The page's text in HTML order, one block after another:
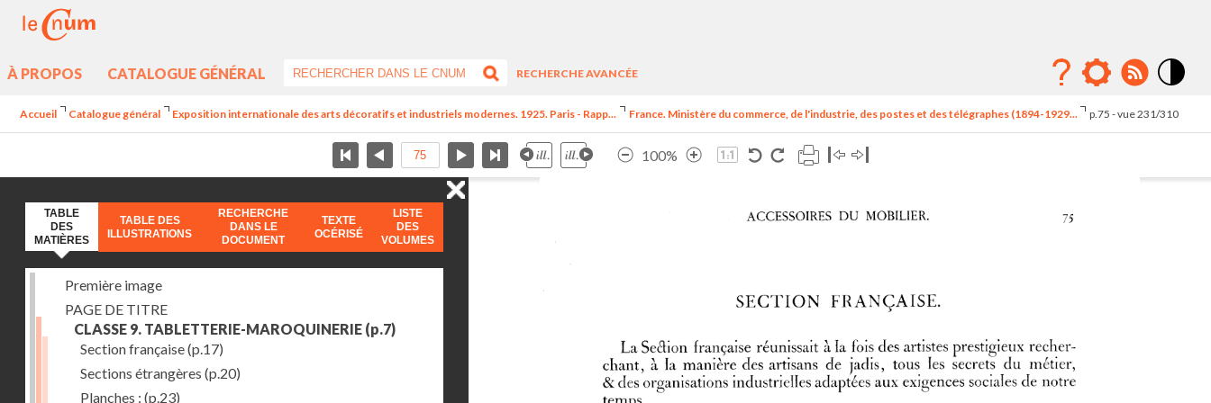
À PROPOS CATALOGUE GÉNÉRAL
RECHERCHE AVANCÉE
élévé
Accueil Catalogue général Exposition internationale des arts décoratifs et industriels modernes. 1925. Paris - Rapp... France. Ministère du commerce, de l'industrie, des postes et des télégraphes (1894-1929... p.75 - vue 231/310
100%
TABLE
DES
MATIÈRES
TABLE DES
ILLUSTRATIONS
RECHERCHE
DANS LE
DOCUMENT
TEXTE
OCÉRISÉ
LISTE
DES
VOLUMES
Première image
PAGE DE TITRE
CLASSE 9. TABLETTERIE-MAROQUINERIE (p.7)
Section française(p.17)
Sections étrangères (p.20)
Planches : (p.23)